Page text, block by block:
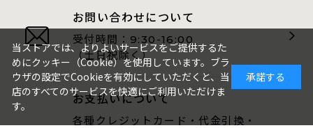
お問い合わせについて
受付時間： 9:30-16:00
（土日祝除く）
お支払いについて
各種クレジットカード・代金引換・
当ストアでは、よりよいサービスをご提供するた
めにクッキー（Cookie）を使用しています。ブラ
ウザの設定でCookieを有効にしていただくと、当
店のすべてのサービスを快適にご利用いただけま
す。
承諾する